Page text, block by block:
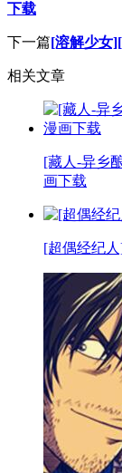
下载
下一篇[溶解少女
相关文章
[藏人-异乡
画下载
[超偶经纪